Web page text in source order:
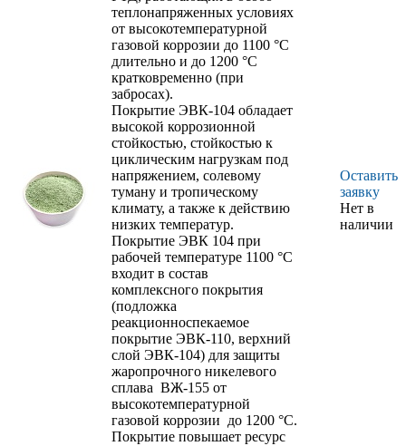
теплонапряженных условиях
от высокотемпературной
газовой коррозии до 1100 °C
длительно и до 1200 °С
кратковременно (при
забросах).
Покрытие ЭВК-104 обладает
высокой коррозионной
стойкостью, стойкостью к
циклическим нагрузкам под
напряжением, солевому
туману и тропическому
климату, а также к действию
низких температур.
Покрытие ЭВК 104 при
рабочей температуре 1100 °C
входит в состав
комплексного покрытия
(подложка
реакционноспекаемое
покрытие ЭВК-110, верхний
слой ЭВК-104) для защиты
жаропрочного никелевого
сплава ВЖ-155 от
высокотемпературной
газовой коррозии до 1200 °C.
Покрытие повышает ресурс
Оставить
заявку
Нет в
наличии